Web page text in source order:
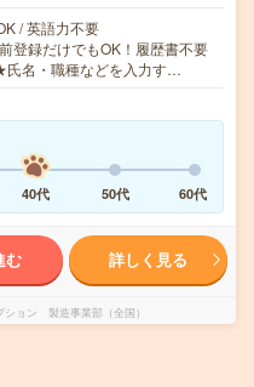
/ 英語力不要
登録だけでもOK！履歴書不要
名・職種などを入力す…
40代 50代 60代
む 詳しく見る
ョン 製造事業部（全国）